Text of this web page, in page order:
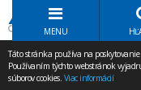
MENU
Táto stránka používa na poskytovanie
Používaním týchto webstránok
súborov cookies. Viac informácií